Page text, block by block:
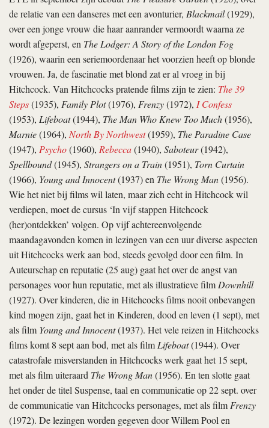
de relatie van een danseres met een avonturier, Blackmail(1929),
over een jonge vrouw die haar aanrander vermoordt waarna ze
wordt afgeperst, en The Lodger: A Story of the London Fog
(1926), waarin een seriemoordenaar het voorzien heeft op blonde
vrouwen. Ja, de fascinatie met blond zat er al vroeg in bij
Hitchcock. Van Hitch­cocks pratende films zijn te zien: The 39
Steps(1935), Family Plot(1976), Frenzy(1972), I Confess
(1953), Lifeboat(1944), The Man Who Knew Too Much(1956),
Marnie(1964), North By Northwest(1959), The Paradine Case
(1947), Psycho(1960), Rebecca(1940), Saboteur(1942),
Spellbound(1945), Strangers on a Train(1951), Torn Curtain
(1966), Young and Innocent(1937) en The Wrong Man(1956).
Wie het niet bij films wil laten, maar zich echt in Hitchcock wil
verdiepen, moet de cursus ‘In vijf stappen Hitch­cock
(her)ontdekken’ volgen. Op vijf achtereenvolgende
maandagavonden komen in lezingen van een uur diverse aspecten
uit Hitch­cocks werk aan bod, steeds gevolgd door een film. In
Auteurschap en reputatie (25 aug) gaat het over de angst van
personages voor hun reputatie, met als illustratieve filmDownhill
(1927). Over kinderen, die in Hitchcocks films nooit onbevangen
kind mogen zijn, gaat het in Kinderen, dood en leven (1 sept), met
als film Young and Innocent(1937). Het vele reizen in Hitchcocks
films komt 8 sept aan bod, met als filmLifeboat(1944). Over
catastrofale misverstanden in Hitchcocks werk gaat het 15 sept,
met als film uiteraard The Wrong Man(1956). En ten slotte gaat
het onder de titel Suspense, taal en communicatie op 22 sept. over
de communicatie van Hitchcocks personages, met als filmFrenzy
(1972). De lezingen worden gegeven door Willem Pool en